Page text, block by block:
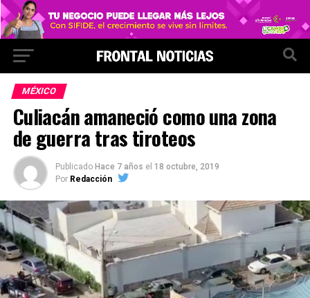
MÉXICO
Culiacán amaneció como una zona
de guerra tras tiroteos
Publicado Hace 7 años el 18 octubre, 2019
Por Redacción